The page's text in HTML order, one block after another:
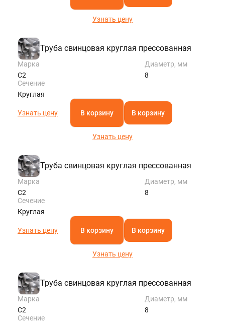
Узнать цену
Труба свинцовая круглая прессованная
Марка
С2
Диаметр, мм
8
Сечение
Круглая
Узнать цену В корзину В корзину
Узнать цену
Труба свинцовая круглая прессованная
Марка
С2
Диаметр, мм
8
Сечение
Круглая
Узнать цену В корзину В корзину
Узнать цену
Труба свинцовая круглая прессованная
Марка
С2
Диаметр, мм
8
Сечение